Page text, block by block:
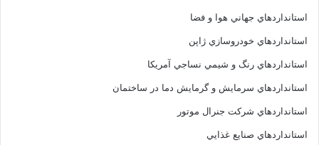
استانداردهاي جهاني هوا و فضا
استانداردهاي خودروسازي ژاپن
استانداردهاي رنگ و شيمي نساجي آمريکا
استانداردهاي سرمايش و گرمايش دما در ساختمان
استانداردهاي شرکت جنرال موتور
استانداردهاي صنايع غذايي